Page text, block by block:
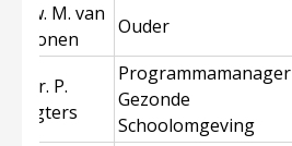
Mw. M. van
Zoonen
Ouder
Dhr. P.
Legters
Programmamanager
Gezonde
Schoolomgeving